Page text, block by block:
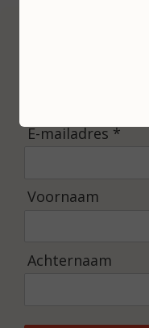
E-mailadres *
Voornaam
Achternaam